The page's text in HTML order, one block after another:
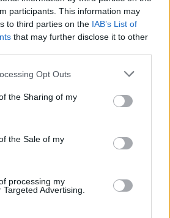
participants. This information may
to third parties on the IAB’s List of
that may further disclose it to other
Opt Outs
the Sharing of my
the Sale of my
processing my
Advertising.
reCAPTCHA and the Google